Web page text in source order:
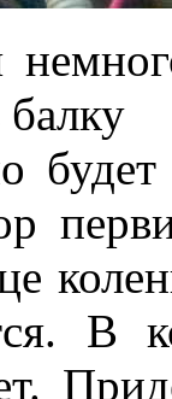
балку
В